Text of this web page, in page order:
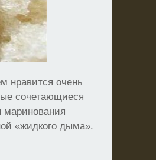
нравится очень
сочетающиеся
маринования
«жидкого дыма».